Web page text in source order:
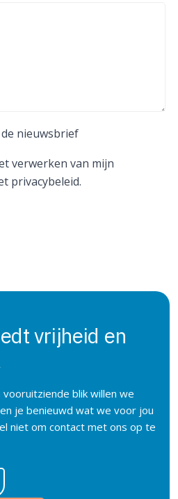
nieuwsbrief
verwerken van mijn
privacybeleid.
vrijheid en
blik willen we
je benieuwd wat we voor jou
niet om contact met ons op te